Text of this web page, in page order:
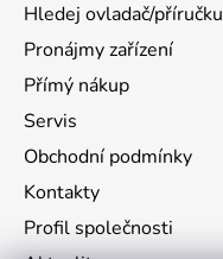
Hledej ovladač/příručku
Pronájmy zařízení
Přímý nákup
Servis
Obchodní podmínky
Kontakty
Profil společnosti